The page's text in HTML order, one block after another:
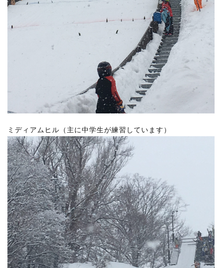
ミディアムヒル（主に中学生が練習しています）